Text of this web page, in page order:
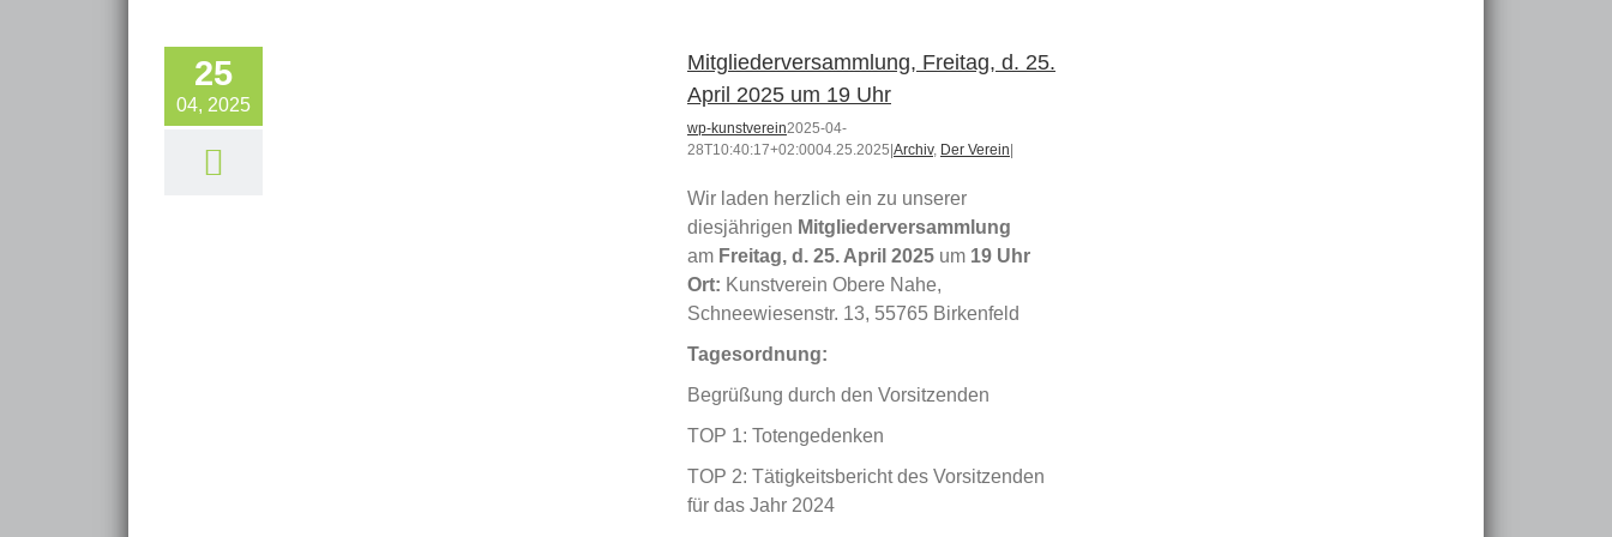
25
04, 2025
Mitgliederversammlung, Freitag, d. 25.
April 2025 um 19 Uhr
wp-kunstverein2025-04-
28T10:40:17+02:0004.25.2025 Archiv, Der Verein
Wir laden herzlich ein zu unserer
diesjährigen Mitgliederversammlung
am Freitag, d. 25. April 2025 um 19 Uhr
Ort: Kunstverein Obere Nahe,
Schneewiesenstr. 13, 55765 Birkenfeld
Tagesordnung:
Begrüßung durch den Vorsitzenden
TOP 1: Totengedenken
TOP 2: Tätigkeitsbericht des Vorsitzenden
für das Jahr 2024